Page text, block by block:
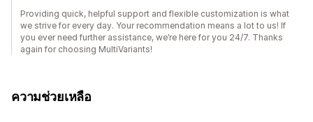
Providing quick, helpful support and flexible customization is what
we strive for every day. Your recommendation means a lot to us! If
you ever need further assistance, we’re here for you 24/7. Thanks
again for choosing MultiVariants!
ความช่วยเหลือ